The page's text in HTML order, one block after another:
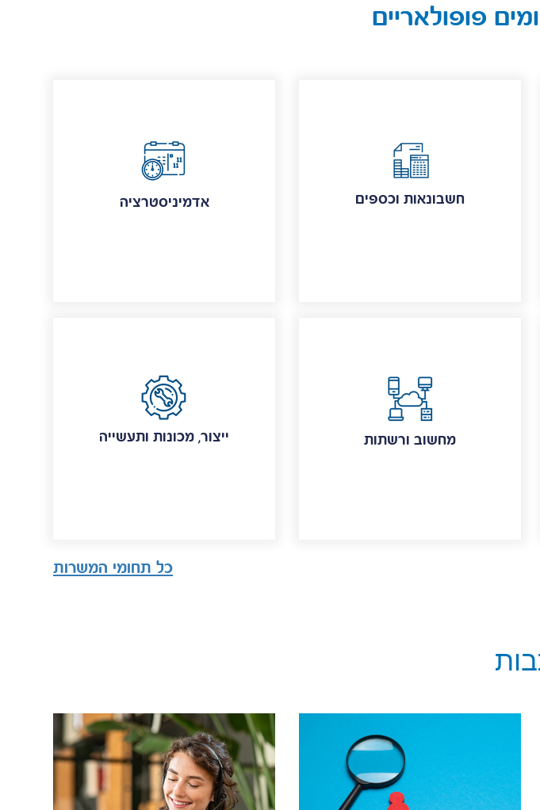
פופולאריים
אדמיניסטרציה חשבונאות וכספים
ייצור, מכונות ותעשייה מחשוב ורשתות
כל תחומי המשרות